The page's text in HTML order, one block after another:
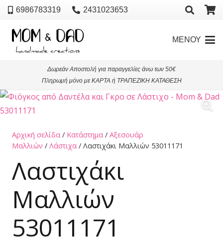
6986783319 2431023653
ΜΕΝΟΥ
Δωρεάν Αποστολή για παραγγελίες άνω των 50€
Πληρωμή μόνο με ΚΑΡΤΑ ή ΤΡΑΠΕΖΙΚΗ ΚΑΤΑΘΕΣΗ
Αρχική σελίδα / Κατάστημα / Αξεσουάρ
Μαλλιών / Λάστιχα / Λαστιχάκι Μαλλιών 53011171
Λαστιχάκι
Μαλλιών
53011171